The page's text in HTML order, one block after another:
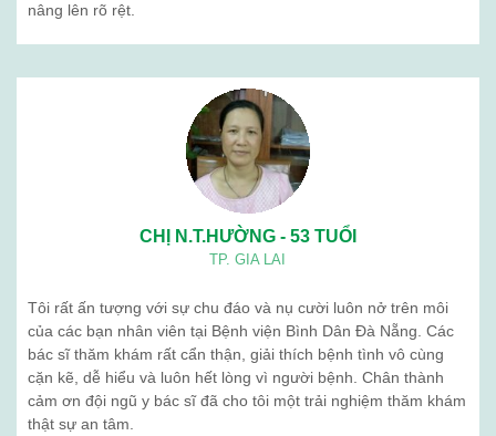
nâng lên rõ rệt.
CHỊ N.T.HƯỜNG - 53 TUỔI
TP. GIA LAI
Tôi rất ấn tượng với sự chu đáo và nụ cười luôn nở trên môi
của các bạn nhân viên tại Bệnh viện Bình Dân Đà Nẵng. Các
bác sĩ thăm khám rất cẩn thận, giải thích bệnh tình vô cùng
cặn kẽ, dễ hiểu và luôn hết lòng vì người bệnh. Chân thành
cảm ơn đội ngũ y bác sĩ đã cho tôi một trải nghiệm thăm khám
thật sự an tâm.